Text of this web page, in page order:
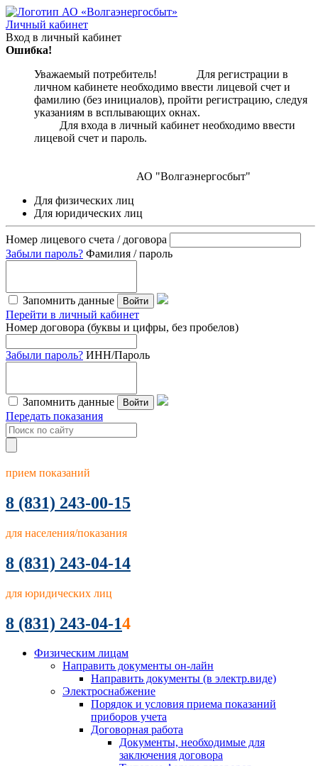
Личный кабинет
Вход в личный кабинет
Ошибка!
Уважаемый потребитель! Для регистрации в
личном кабинете необходимо ввести лицевой счет и
фамилию (без инициалов), пройти регистрацию, следуя
указаниям в всплывающих окнах.
Для входа в личный кабинет необходимо ввести
лицевой счет и пароль.
АО "Волгаэнергосбыт"
Для физических лиц
Для юридических лиц
Номер лицевого счета / договора
Забыли пароль? Фамилия / пароль
Запомнить данные Войти
Перейти в личный кабинет
Номер договора (буквы и цифры, без пробелов)
Забыли пароль? ИНН/Пароль
Запомнить данные Войти
Передать показания
прием показаний
8 (831) 243-00-15
для населения/показания
8 (831) 243-04-14
для юридических лиц
8 (831) 243-04-14
Физическим лицам
Направить документы он-лайн
Направить документы (в электр.виде)
Электроснабжение
Порядок и условия приема показаний
приборов учета
Договорная работа
Документы, необходимые для
заключения договора